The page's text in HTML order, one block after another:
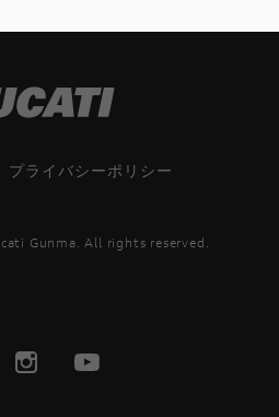
プライバシーポリシー
Gunma. All rights reserved.